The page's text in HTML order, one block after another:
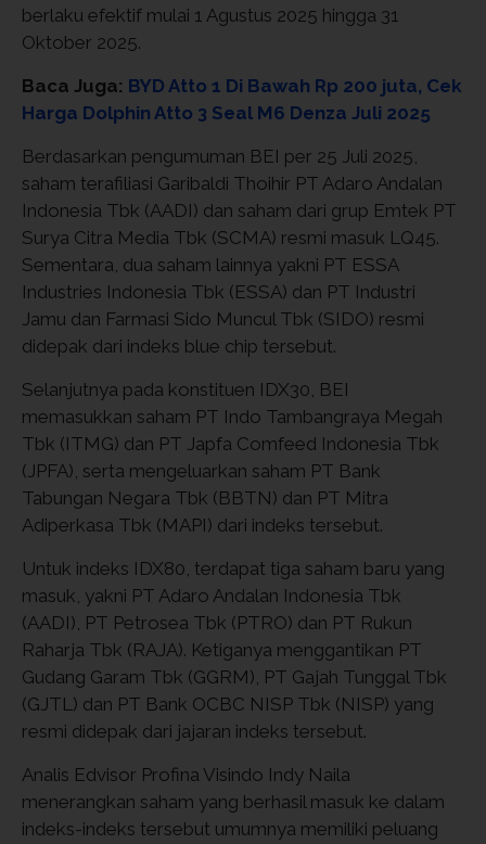
berlaku efektif mulai 1 Agustus 2025 hingga 31
Oktober 2025.
Baca Juga: BYD Atto 1 Di Bawah Rp 200 juta, Cek
Harga Dolphin Atto 3 Seal M6 Denza Juli 2025
Berdasarkan pengumuman BEI per 25 Juli 2025,
saham terafiliasi Garibaldi Thoihir PT Adaro Andalan
Indonesia Tbk (AADI) dan saham dari grup Emtek PT
Surya Citra Media Tbk (SCMA) resmi masuk LQ45.
Sementara, dua saham lainnya yakni PT ESSA
Industries Indonesia Tbk (ESSA) dan PT Industri
Jamu dan Farmasi Sido Muncul Tbk (SIDO) resmi
didepak dari indeks blue chip tersebut.
Selanjutnya pada konstituen IDX30, BEI
memasukkan saham PT Indo Tambangraya Megah
Tbk (ITMG) dan PT Japfa Comfeed Indonesia Tbk
(JPFA), serta mengeluarkan saham PT Bank
Tabungan Negara Tbk (BBTN) dan PT Mitra
Adiperkasa Tbk (MAPI) dari indeks tersebut.
Untuk indeks IDX80, terdapat tiga saham baru yang
masuk, yakni PT Adaro Andalan Indonesia Tbk
(AADI), PT Petrosea Tbk (PTRO) dan PT Rukun
Raharja Tbk (RAJA). Ketiganya menggantikan PT
Gudang Garam Tbk (GGRM), PT Gajah Tunggal Tbk
(GJTL) dan PT Bank OCBC NISP Tbk (NISP) yang
resmi didepak dari jajaran indeks tersebut.
Analis Edvisor Profina Visindo Indy Naila
menerangkan saham yang berhasil masuk ke dalam
indeks-indeks tersebut umumnya memiliki peluang